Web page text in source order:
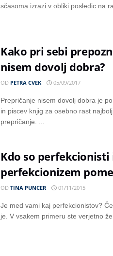
sčasoma izrazi v obliki posledic na
Kako pri sebi
nisem dovolj dobra?
OD PETRA CVEK 05/09/2017
Prepričanje nisem dovolj dobra je
in piscev knjig za osebno rast
prepričanje. ...
Kdo so perfekcionisti
perfekcionizem
OD TINA PUNCER 01/11/2015
Je med vami kaj perfekcionistov?
je. V vsakem primeru ste verjetno že